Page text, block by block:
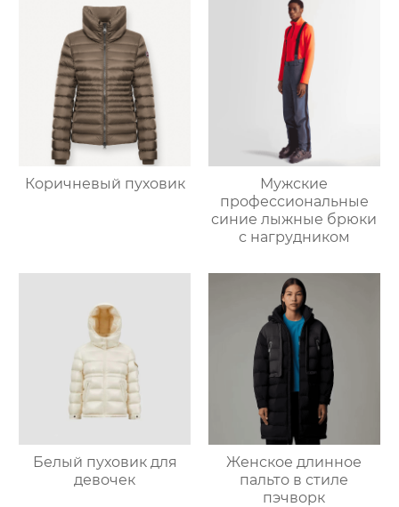
Коричневый пуховик
Мужские
профессиональные
синие лыжные брюки
с нагрудником
Белый пуховик для
девочек
Женское длинное
пальто в стиле
пэчворк